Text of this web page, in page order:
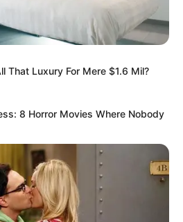
That Luxury For Mere $1.6 Mil?
8 Horror Movies Where Nobody